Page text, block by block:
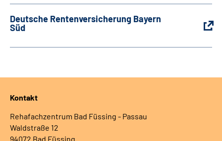
Deutsche Rentenversicherung Bayern
Süd
Kontakt
Rehafachzentrum Bad Füssing - Passau
Waldstraße 12
94072 Bad Füssing